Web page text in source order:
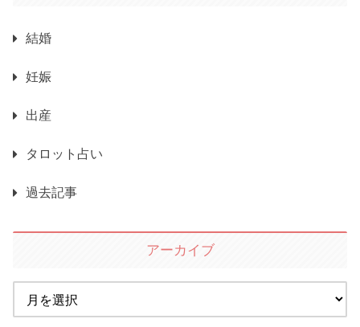
結婚
妊娠
出産
タロット占い
過去記事
アーカイブ